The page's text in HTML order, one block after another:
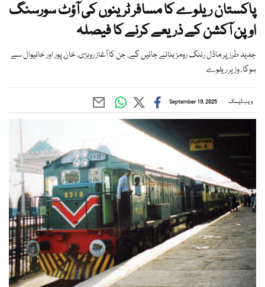
پاکستان ریلوے کا مسافر ٹرینوں کی آؤٹ سورسنگ
اوپن آکشن کے ذریعے کرنے کا فیصلہ
جدید طرز پر ماڈل رننگ رومز بنائے جائیں گے، جن کا آغاز روہڑی، خان پور اور خانیوال سے
ہوگا، وزیر ریلوے
ویب ڈیسک September 19, 2025